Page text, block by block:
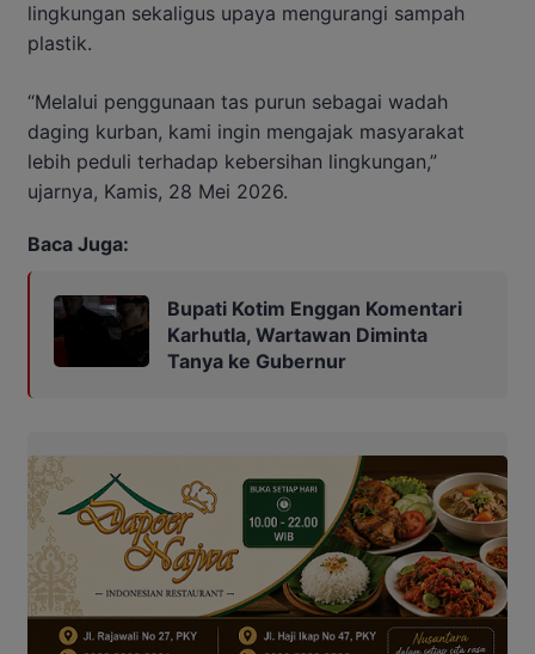
lingkungan sekaligus upaya mengurangi sampah
plastik.
“Melalui penggunaan tas purun sebagai wadah
daging kurban, kami ingin mengajak masyarakat
lebih peduli terhadap kebersihan lingkungan,”
ujarnya, Kamis, 28 Mei 2026.
Baca Juga:
Bupati Kotim Enggan Komentari
Karhutla, Wartawan Diminta
Tanya ke Gubernur